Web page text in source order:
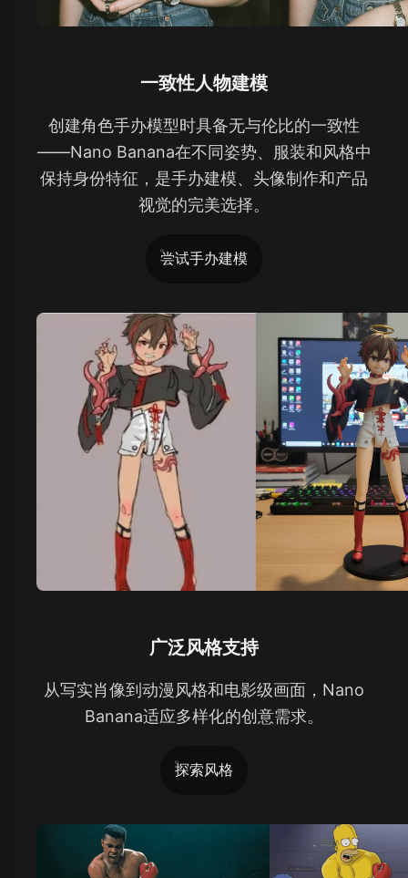
一致性人物建模
创建角色手办模型时具备无与伦比的一致性
——Nano Banana在不同姿势、服装和风格中
保持身份特征，是手办建模、头像制作和产品
视觉的完美选择。
尝试手办建模
广泛风格支持
从写实肖像到动漫风格和电影级画面，Nano
Banana适应多样化的创意需求。
探索风格